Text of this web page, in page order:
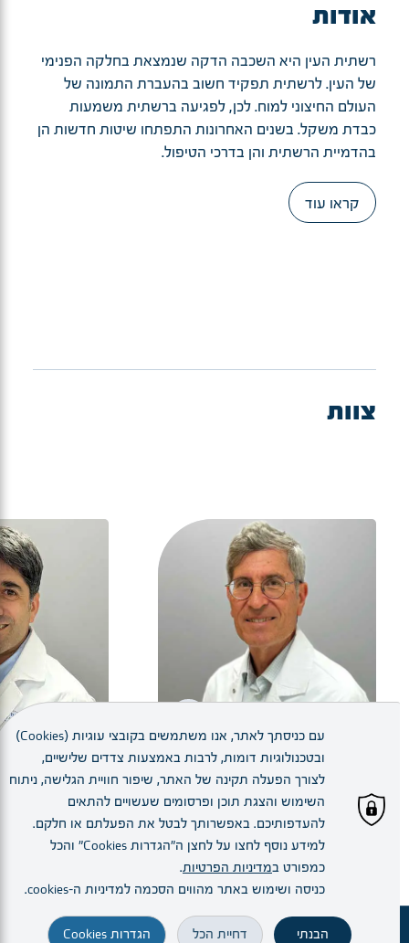
אודות
רשתית העין היא השכבה הדקה שנמצאת בחלקה הפנימי
של העין. לרשתית תפקיד חשוב בהעברת התמונה של
העולם החיצוני למוח. לכן, לפגיעה ברשתית משמעות
כבדת משקל. בשנים האחרונות התפתחו שיטות חדשות הן
בהדמיית הרשתית והן בדרכי הטיפול.
קראו עוד
צוות
ד"ר ישראל שטרסמן
מנהל יחידת רשתית עיניים
כללי : 02-6555897
ד"ר קובי
רופא בכיר
כללי : 02-6555897
עם כניסתך לאתר, אנו משתמשים בקובצי עוגיות (Cookies)
ובטכנולוגיות דומות, לרבות באמצעות צדדים שלישיים,
לצורך הפעלה תקינה של האתר, שיפור חוויית הגלישה, ניתוח
השימוש והצגת תוכן ופרסומים שעשויים להתאים
להעדפותיכם. באפשרותך לבטל את הפעלתם או חלקם.
למידע נוסף לחצו על לחצן ה"הגדרות Cookies" והכל
כמפורט במדיניות הפרטיות.
כניסה ושימוש באתר מהווים הסכמה למדיניות ה–cookies.
הבנתי דחיית הכל הגדרות Cookies